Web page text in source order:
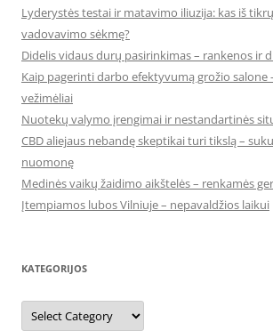
Lyderystės testai ir matavimo iliuzija: kas iš
vadovavimo sėkmę?
Didelis vidaus durų pasirinkimas – rankenos ir
Kaip pagerinti darbo efektyvumą grožio salone
vežimėliai
Nuotekų valymo įrengimai ir nestandartinės
CBD aliejaus nebandę skeptikai turi tikslą –
nuomonę
Medinės vaikų žaidimo aikštelės – renkamės
Įtempiamos lubos Vilniuje – nepavaldžios laikui
KATEGORIJOS
Kategorijos